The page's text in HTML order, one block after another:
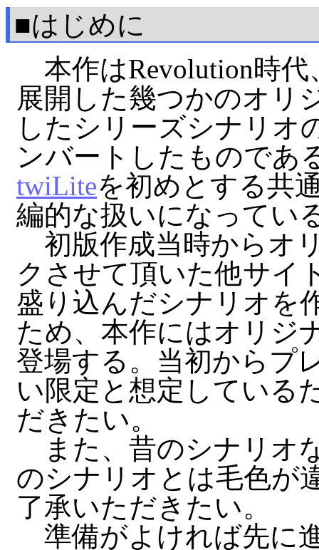
■はじめに
本作はRevolution時代
展開した幾つかのオリ
したシリーズシナリオ
ンバートしたものであ
twiLiteを初めとする共
編的な扱いになってい
初版作成当時からオ
クさせて頂いた他サイ
盛り込んだシナリオを
ため、本作にはオリジ
登場する。当初からプ
い限定と想定している
だきたい。
また、昔のシナリオ
のシナリオとは毛色が
了承いただきたい。
準備がよければ先に